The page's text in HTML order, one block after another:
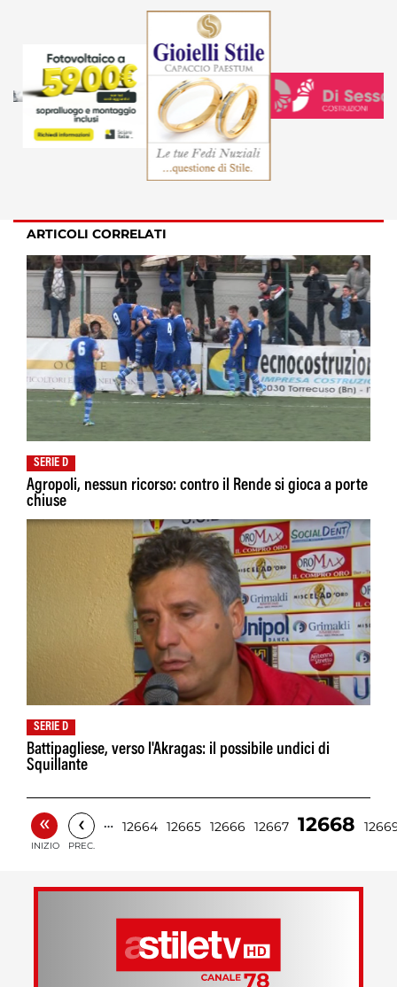
ARTICOLI CORRELATI
SERIE D
Agropoli, nessun ricorso: contro il Rende si gioca a porte
chiuse
SERIE D
Battipagliese, verso l'Akragas: il possibile undici di
Squillante
«
INIZIO
‹
PREC.
… 12664 12665 12666 12667 12668